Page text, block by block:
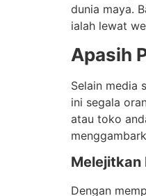
dunia maya.
ialah lewat
Apasih
Selain media
ini segala
atau toko
Melejitkan
Dengan